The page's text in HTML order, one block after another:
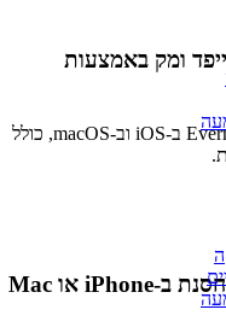
ומק באמצעות
מדריך מקיף להאזנה לספרי שמע עם Evermusic ב-iOS וב-macOS, כולל
כיצד להשמיע מוזיקה מקומית המאוחסנת ב-iPhone או Mac